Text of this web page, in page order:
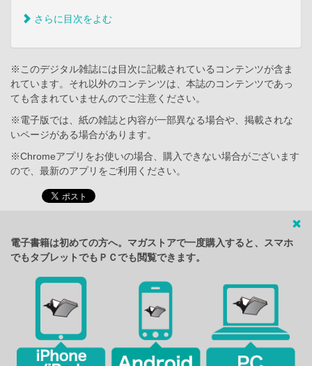
さらに目次をよむ
※このデジタル雑誌には目次に記載されているコンテンツが含ま
れています。それ以外のコンテンツは、本誌のコンテンツであっ
ても含まれていませんのでご注意ください。
※電子版では、紙の雑誌と内容が一部異なる場合や、掲載されな
いページがある場合があります。
※Chromeアプリをお使いの場合、購入できない場合がございます
ので、最新のアプリをご利用ください。
電子書籍は初めての方へ。マガストアで一度購入すると、スマホ
でもタブレットでもＰＣでも閲覧できます。